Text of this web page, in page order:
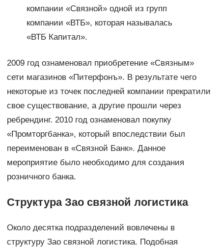
компании «Связной» одной из групп
компании «ВТБ», которая называлась
«ВТБ Капитал».
2009 год ознаменовал приобретение «Связным»
сети магазинов «Питерфонъ». В результате чего
некоторые из точек последней компании прекратили
свое существование, а другие прошли через
ребрендинг. 2010 год ознаменовал покупку
«Промторгбанка», который впоследствии был
переименован в «Связной Банк». Данное
мероприятие было необходимо для создания
розничного банка.
Структура Зао связной логистика
Около десятка подразделений вовлечены в
структуру Зао связной логистика. Подобная